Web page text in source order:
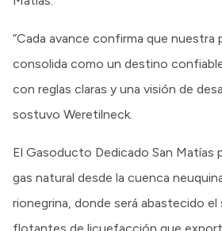
“Cada avance confirma que nuestra
consolida como un destino confiable
con reglas claras y una visión de
sostuvo Weretilneck.
El Gasoducto Dedicado San Matías
gas natural desde la cuenca
rionegrina, donde será abastecido el
flotantes de licuefacción que